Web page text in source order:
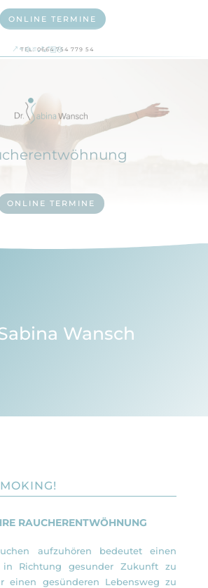
ONLINE TERMINE
TEL: 0664 754 779 54
ONLINE TERMINE
Wansch
RAUCHERENTWÖHNUNG
aufzuhören bedeutet einen
in Richtung gesunder Zukunft zu
einen gesünderen Lebensweg zu